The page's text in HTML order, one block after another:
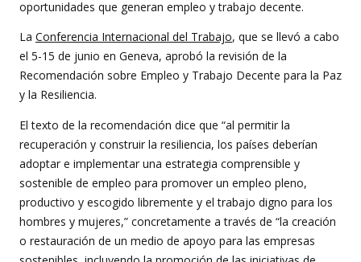
oportunidades que generan empleo y trabajo decente.
La Conferencia Internacional del Trabajo, que se llevó a cabo
el 5-15 de junio en Geneva, aprobó la revisión de la
Recomendación sobre Empleo y Trabajo Decente para la Paz
y la Resiliencia.
El texto de la recomendación dice que “al permitir la
recuperación y construir la resiliencia, los países deberían
adoptar e implementar una estrategia comprensible y
sostenible de empleo para promover un empleo pleno,
productivo y escogido libremente y el trabajo digno para los
hombres y mujeres,” concretamente a través de “la creación
o restauración de un medio de apoyo para las empresas